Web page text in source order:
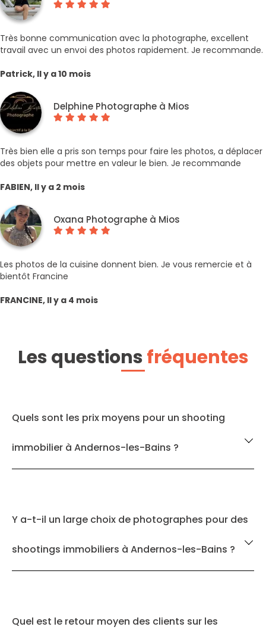
Très bonne communication avec la photographe, excellent
travail avec un envoi des photos rapidement. Je recommande.
Patrick, Il y a 10 mois
Delphine Photographe à Mios
Très bien elle a pris son temps pour faire les photos, a déplacer
des objets pour mettre en valeur le bien. Je recommande
FABIEN, Il y a 2 mois
Oxana Photographe à Mios
Les photos de la cuisine donnent bien. Je vous remercie et à
bientôt Francine
FRANCINE, Il y a 4 mois
Les questionsfréquentes
Quels sont les prix moyens pour un shooting
immobilier à Andernos-les-Bains ?
Y a-t-il un large choix de photographes pour des
shootings immobiliers à Andernos-les-Bains ?
Quel est le retour moyen des clients sur les